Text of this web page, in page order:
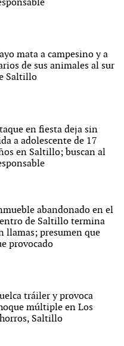
mata a campesino y a
de sus animales al sur
Saltillo
en fiesta deja sin
a adolescente de 17
en Saltillo; buscan al
abandonado en el
de Saltillo termina
llamas; presumen que
provocado
tráiler y provoca
múltiple en Los
Saltillo